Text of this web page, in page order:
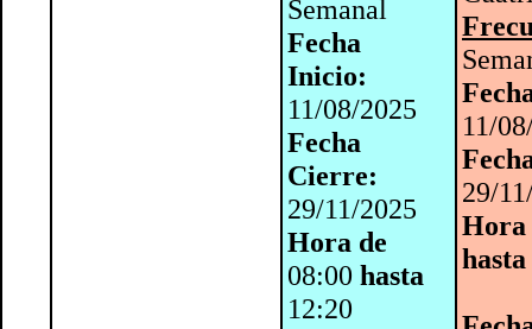
Semanal
Fecha
Inicio:
11/08/2025
Fecha
Cierre:
29/11/2025
Hora de
08:00 hasta
12:20
11/
29/
Hora
hasta